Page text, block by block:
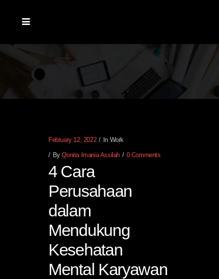
February 12, 2022 In Work
ByQonita Imania Assilah 0 Comments
4 Cara
Perusahaan
dalam
Mendukung
Kesehatan
Mental Karyawan